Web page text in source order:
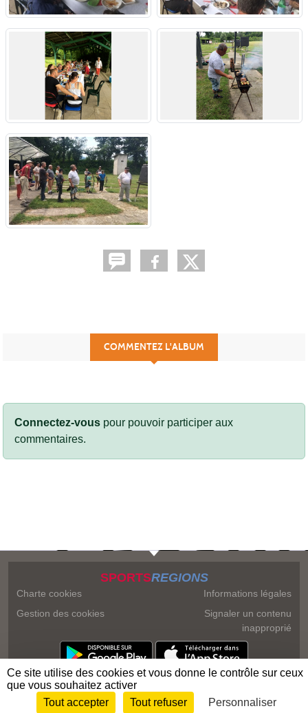
COMMENTEZ L'ALBUM
Connectez-vous pour pouvoir participer aux
commentaires.
SPORTSREGIONS
Charte cookies
Gestion des cookies
Informations légales
Signaler un contenu
inapproprié
Envie de participer ? Connexion
Ce site utilise des cookies et vous donne le contrôle sur ceux
que vous souhaitez activer
Tout accepter
Tout refuser Personnaliser